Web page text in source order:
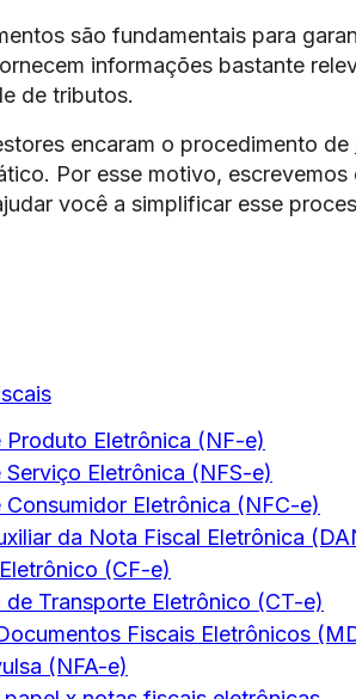
são fundamentais para
informações bastante
de tributos.
encaram o procedimento de
Por esse motivo,
você a simplificar esse
Produto Eletrônica (NF-e)
Eletrônica (NFS-e)
Consumidor Eletrônica (NFC-e)
da Nota Fiscal Eletrônica
(CF-e)
de Transporte Eletrônico (CT-e)
Fiscais Eletrônicos
(NFA-e)